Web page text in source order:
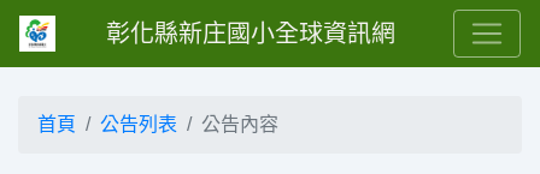
彰化縣新庄國小全球資訊網
首頁 公告列表 公告內容